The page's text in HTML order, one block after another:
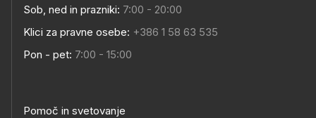
Sob, ned in prazniki: 7:00 - 20:00
Klici za pravne osebe: +386 1 58 63 535
Pon - pet: 7:00 - 15:00
Pomoč in svetovanje